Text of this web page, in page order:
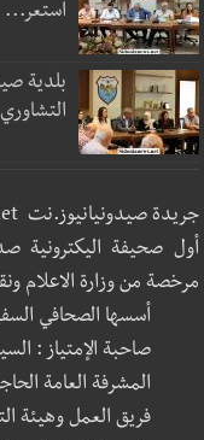
استعر...
بلدية
جريدة صيدونيانيوز.نت www.sidonianews.net
مرخصة من وزارة الاعلام
أسسها الصحافي
صاحبة الإمتياز :
المشرفة العامة
فريق العمل وهيئة